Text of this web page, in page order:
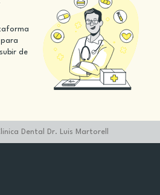
de
Dental Dr. Luis Martorell